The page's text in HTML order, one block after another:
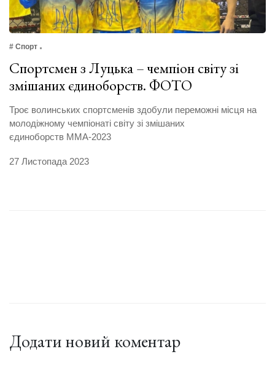
# Спорт
Спортсмен з Луцька – чемпіон світу зі
змішаних єдиноборств. ФОТО
Троє волинських спортсменів здобули переможні місця на
молодіжному чемпіонаті світу зі змішаних
єдиноборств ММА-2023
27 Листопада 2023
Додати новий коментар